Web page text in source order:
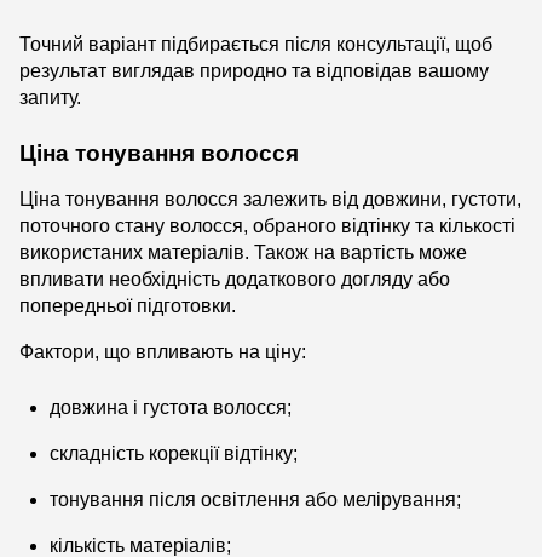
Точний варіант підбирається після консультації, щоб
результат виглядав природно та відповідав вашому
запиту.
Ціна тонування волосся
Ціна тонування волосся залежить від довжини, густоти,
поточного стану волосся, обраного відтінку та кількості
використаних матеріалів. Також на вартість може
впливати необхідність додаткового догляду або
попередньої підготовки.
Фактори, що впливають на ціну:
довжина і густота волосся;
складність корекції відтінку;
тонування після освітлення або мелірування;
кількість матеріалів;